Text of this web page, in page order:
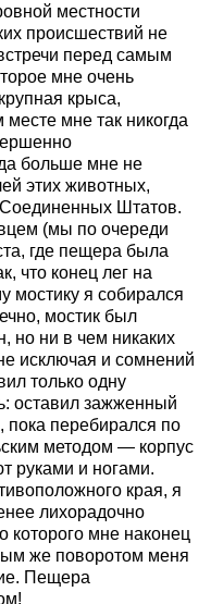
местности
происшествий не
перед самым
мне очень
крыса,
мне так никогда
больше мне не
этих животных,
Соединенных Штатов.
(мы по очереди
где пещера была
что конец лег на
мостику я собирался
мостик был
но ни в чем никаких
исключая и сомнений
только одну
оставил зажженный
пока перебирался по
методом — корпус
руками и ногами.
края, я
лихорадочно
которого мне наконец
же поворотом меня
Пещера